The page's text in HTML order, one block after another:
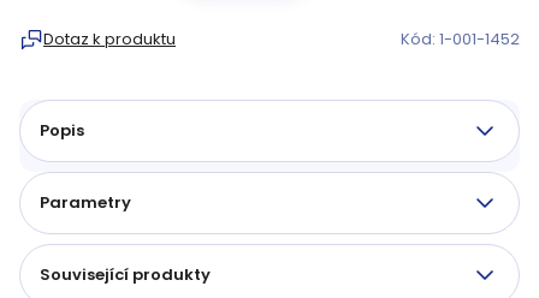
Dotaz k produktu Kód: 1-001-1452
cena:
Popis
Parametry
Související produkty